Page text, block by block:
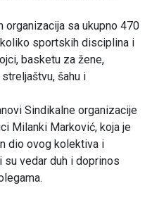
sa ukupno 470
sportskih disciplina i
basketu za žene,
šahu i
Sindikalne organizacije
Milanki Marković, koja je
dio ovog kolektiva i
vedar duh i doprinos